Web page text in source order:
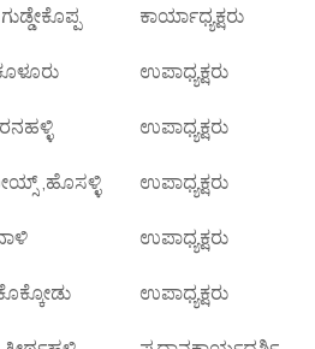
ಕಾರ್ಯಾಧ್ಯಕ್ಷರು
ಉಪಾಧ್ಯಕ್ಷರು
ಉಪಾಧ್ಯಕ್ಷರು
,ಹೊಸಳ್ಳಿ ಉಪಾಧ್ಯಕ್ಷರು
ಉಪಾಧ್ಯಕ್ಷರು
ಉಪಾಧ್ಯಕ್ಷರು